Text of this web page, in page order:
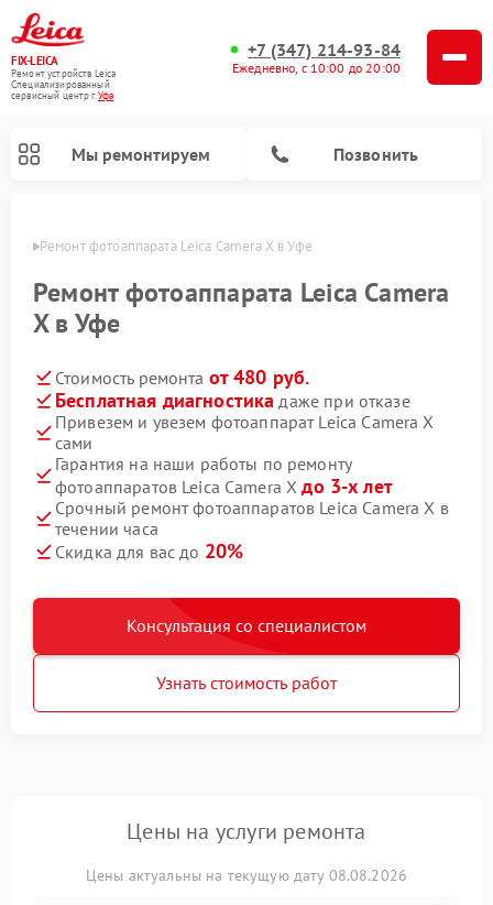
FIX-LEICA
Ремонт устройств Leica
Специализированный
cервисный центр г.Уфа
+7 (347) 214-93-84
Ежедневно, с 10:00 до 20:00
Мы ремонтируем Позвонить
Ремонт фотоаппарата Leica Camera X в Уфе
Ремонт фотоаппарата Leica Camera
X в Уфе
Стоимость ремонта от 480 руб.
Бесплатная диагностика даже при отказе
Привезем и увезем фотоаппарат Leica Camera X
сами
Гарантия на наши работы по ремонту
фотоаппаратов Leica Camera Xдо 3-х лет
Срочный ремонт фотоаппаратов Leica Camera X в
течении часа
Скидка для вас до 20%
Консультация со специалистом
Узнать стоимость работ
Цены на услуги ремонта
Цены актуальны на текущую дату 08.08.2026